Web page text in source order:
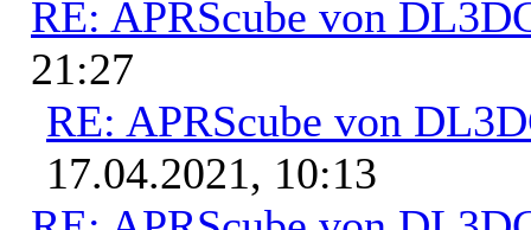
RE: APRScube von
21:27
RE: APRScube von
17.04.2021, 10:13